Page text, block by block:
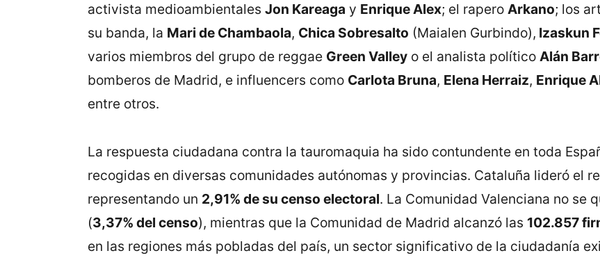
activista medioambientales Jon Kareaga y Enrique Alex; el rapero Arkano; los
su banda, la Mari de Chambaola, Chica Sobresalto (Maialen Gurbindo), Izaskun
varios miembros del grupo de reggae Green Valleyo el analista político Alán
bomberos de Madrid, e influencers como Carlota Bruna, Elena Herraiz, Enrique
entre otros.
La respuesta ciudadana contra la tauromaquia ha sido contundente en toda
recogidas en diversas comunidades autónomas y provincias. Cataluña lideró el
representando un 2,91% de su censo electoral. La Comunidad Valenciana no se
(3,37% del censo), mientras que la Comunidad de Madrid alcanzó las 102.857
en las regiones más pobladas del país, un sector significativo de la ciudadanía